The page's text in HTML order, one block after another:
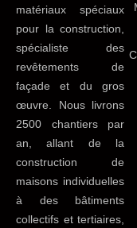
matériaux spéciaux
pour la construction,
spécialiste des
revêtements de
façade et du gros
œuvre. Nous livrons
2500 chantiers par
an, allant de la
construction de
maisons individuelles
à des bâtiments
collectifs et tertiaires,